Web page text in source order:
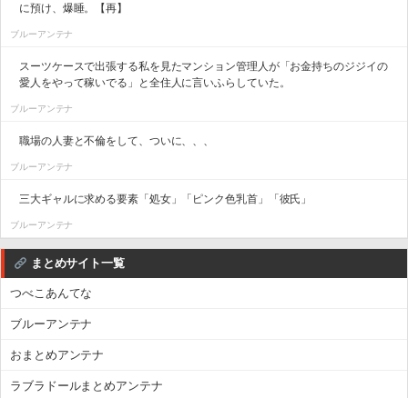
に預け、爆睡。【再】
ブルーアンテナ
スーツケースで出張する私を見たマンション管理人が「お金持ちのジジイの
愛人をやって稼いでる」と全住人に言いふらしていた。
ブルーアンテナ
職場の人妻と不倫をして、ついに、、、
ブルーアンテナ
三大ギャルに求める要素「処女」「ピンク色乳首」「彼氏」
ブルーアンテナ
まとめサイト一覧
つべこあんてな
ブルーアンテナ
おまとめアンテナ
ラブラドールまとめアンテナ